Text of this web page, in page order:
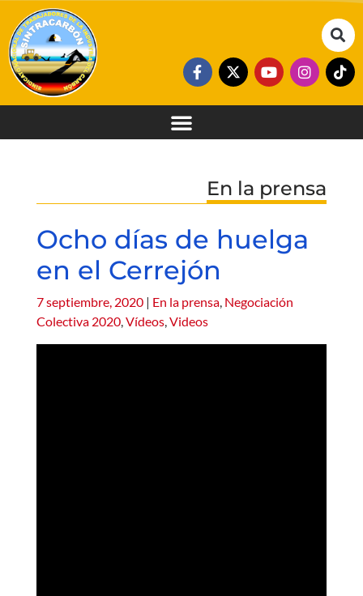
En la prensa
Ocho días de huelga
en el Cerrejón
7 septiembre, 2020 | En la prensa, Negociación
Colectiva 2020,Vídeos,Videos